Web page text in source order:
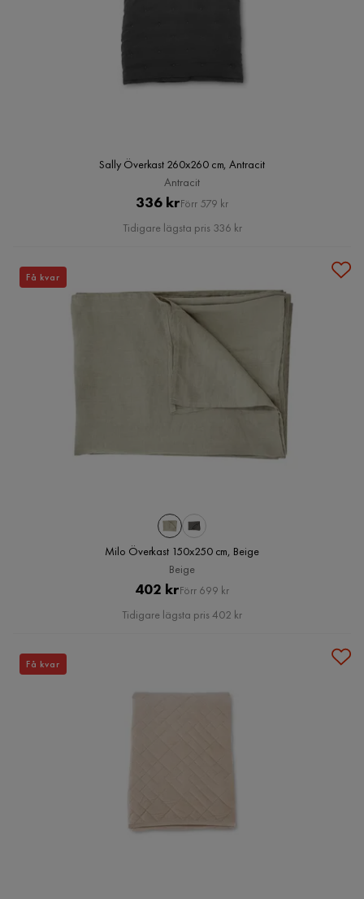
Sally Överkast 260x260 cm, Antracit
Antracit
Pris
336 krOriginal
Pris
Förr 579 kr
Tidigare lägsta pris 336 kr
Milo Överkast 150x250 cm, Beige
Beige
Pris
402 krOriginal
Pris
Förr 699 kr
Tidigare lägsta pris 402 kr
Få kvar
Få kvar